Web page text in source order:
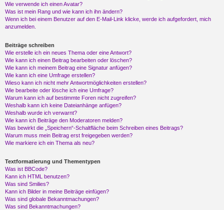
Wie verwende ich einen Avatar?
Was ist mein Rang und wie kann ich ihn ändern?
Wenn ich bei einem Benutzer auf den E-Mail-Link klicke, werde ich aufgefordert, mich
anzumelden.
Beiträge schreiben
Wie erstelle ich ein neues Thema oder eine Antwort?
Wie kann ich einen Beitrag bearbeiten oder löschen?
Wie kann ich meinem Beitrag eine Signatur anfügen?
Wie kann ich eine Umfrage erstellen?
Wieso kann ich nicht mehr Antwortmöglichkeiten erstellen?
Wie bearbeite oder lösche ich eine Umfrage?
Warum kann ich auf bestimmte Foren nicht zugreifen?
Weshalb kann ich keine Dateianhänge anfügen?
Weshalb wurde ich verwarnt?
Wie kann ich Beiträge den Moderatoren melden?
Was bewirkt die „Speichern“-Schaltfläche beim Schreiben eines Beitrags?
Warum muss mein Beitrag erst freigegeben werden?
Wie markiere ich ein Thema als neu?
Textformatierung und Thementypen
Was ist BBCode?
Kann ich HTML benutzen?
Was sind Smilies?
Kann ich Bilder in meine Beiträge einfügen?
Was sind globale Bekanntmachungen?
Was sind Bekanntmachungen?